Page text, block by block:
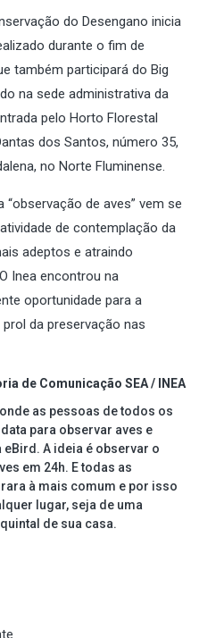
do Desengano inicia
durante o fim de
também participará do Big
na sede administrativa da
pelo Horto Florestal
dos Santos, número 35,
no Norte Fluminense.
de aves” vem se
de contemplação da
adeptos e atraindo
Inea encontrou na
oportunidade para a
da preservação nas
de Comunicação SEA / INEA
as pessoas de todos os
para observar aves e
A ideia é observar o
em 24h. E todas as
à mais comum e por isso
lugar, seja de uma
de sua casa.